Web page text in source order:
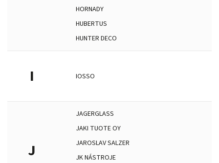
HORNADY
HUBERTUS
HUNTER DECO
I IOSSO
J
JAGERGLASS
JAKI TUOTE OY
JAROSLAV SALZER
JK NÁSTROJE